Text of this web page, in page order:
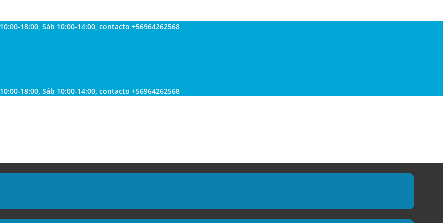
18:00, Sáb 10:00-14:00, contacto +56964262568
18:00, Sáb 10:00-14:00, contacto +56964262568